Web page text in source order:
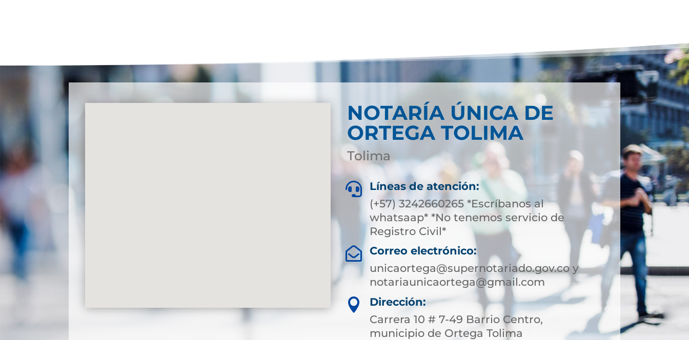
NOTARÍA ÚNICA DE
ORTEGA TOLIMA
Tolima

Líneas de atención:
(+57) 3242660265 *Escríbanos al
whatsaap* *No tenemos servicio de
Registro Civil*

Correo electrónico:
unicaortega@supernotariado.gov.co y
notariaunicaortega@gmail.com

Dirección:
Carrera 10 # 7-49 Barrio Centro,
municipio de Ortega Tolima